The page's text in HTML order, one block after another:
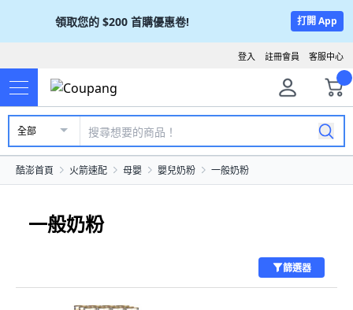
領取您的 $200 首購優惠卷! 打開 App
客服中心
註冊會員
登入
全部
酷澎首頁 火箭速配 母嬰 嬰兒奶粉 一般奶粉
一般奶粉
篩選器